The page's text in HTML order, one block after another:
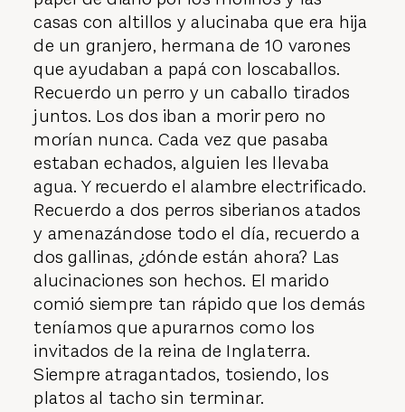
casas con altillos y alucinaba que era hija
de un granjero, hermana de 10 varones
que ayudaban a papá con loscaballos.
Recuerdo un perro y un caballo tirados
juntos. Los dos iban a morir pero no
morían nunca. Cada vez que pasaba
estaban echados, alguien les llevaba
agua. Y recuerdo el alambre electrificado.
Recuerdo a dos perros siberianos atados
y amenazándose todo el día, recuerdo a
dos gallinas, ¿dónde están ahora? Las
alucinaciones son hechos. El marido
comió siempre tan rápido que los demás
teníamos que apurarnos como los
invitados de la reina de Inglaterra.
Siempre atragantados, tosiendo, los
platos al tacho sin terminar.